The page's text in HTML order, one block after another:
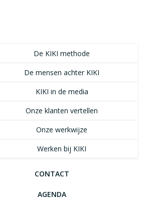
De KIKI methode
De mensen achter KIKI
KIKI in de media
Onze klanten vertellen
Onze werkwijze
Werken bij KIKI
CONTACT
AGENDA